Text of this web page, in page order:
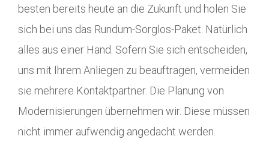
besten bereits heute an die Zukunft und holen Sie
sich bei uns das Rundum-Sorglos-Paket. Natürlich
alles aus einer Hand. Sofern Sie sich entscheiden,
uns mit Ihrem Anliegen zu beauftragen, vermeiden
sie mehrere Kontaktpartner. Die Planung von
Modernisierungen übernehmen wir. Diese müssen
nicht immer aufwendig angedacht werden.